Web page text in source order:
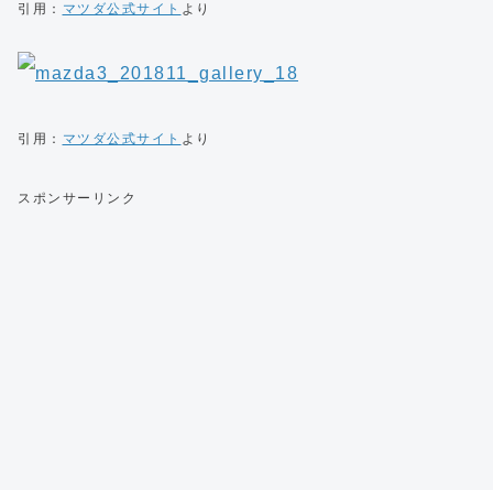
引用： マツダ公式サイト より
引用： マツダ公式サイト より
スポンサーリンク